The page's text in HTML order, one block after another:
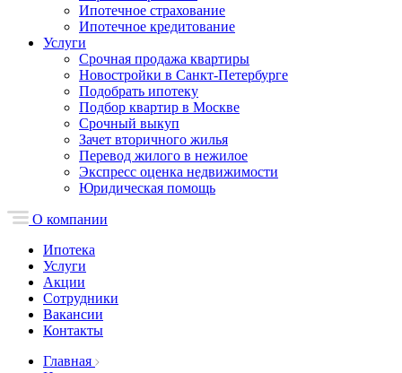
Ипотечное страхование
Ипотечное кредитование
Услуги
Срочная продажа квартиры
Новостройки в Санкт-Петербурге
Подобрать ипотеку
Подбор квартир в Москве
Срочный выкуп
Зачет вторичного жилья
Перевод жилого в нежилое
Экспресс оценка недвижимости
Юридическая помощь
О компании
Ипотека
Услуги
Акции
Сотрудники
Вакансии
Контакты
Главная